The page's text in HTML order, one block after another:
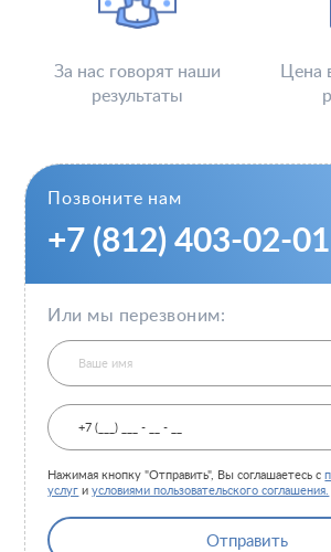
За нас говорят наши
результаты
Цена
Позвоните нам
+7 (812) 403-02-01
Или мы перезвоним:
Нажимая кнопку "Отправить", Вы соглашаетесь с
услуг иусловиями пользовательского соглашения.
Отправить